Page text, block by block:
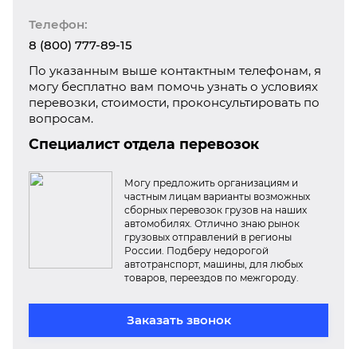
Телефон:
8 (800) 777-89-15
По указанным выше контактным телефонам, я
могу бесплатно вам помочь узнать о условиях
перевозки, стоимости, проконсультировать по
вопросам.
Специалист отдела перевозок
Могу предложить организациям и
частным лицам варианты возможных
сборных перевозок грузов на наших
автомобилях. Отлично знаю рынок
грузовых отправлений в регионы
России. Подберу недорогой
автотранспорт, машины, для любых
товаров, переездов по межгороду.
Заказать звонок